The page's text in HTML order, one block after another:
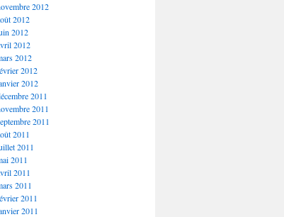
2012
2012
2012
2012
2012
2012
2012
2011
2011
2011
2011
2011
2011
2011
2011
2011
2011